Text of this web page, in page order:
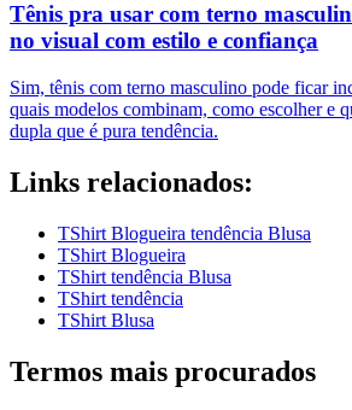
Tênis pra usar com terno
no visual com estilo e confiança
Sim, tênis com terno masculino pode ficar
quais modelos combinam, como escolher e
dupla que é pura tendência.
Links relacionados:
TShirt Blogueira tendência Blusa
TShirt Blogueira
TShirt tendência Blusa
TShirt tendência
TShirt Blusa
Termos mais procurados